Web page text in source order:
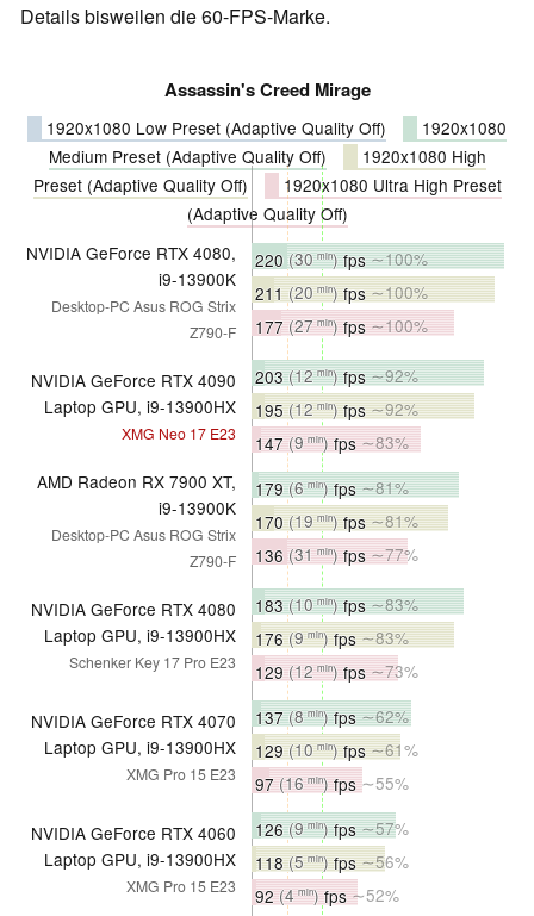
Details bisweilen die 60-FPS-Marke.
Assassin's Creed Mirage
1920x1080 Low Preset (Adaptive Quality Off)
1920x1080
Medium Preset (Adaptive Quality Off)
1920x1080 High
Preset (Adaptive Quality Off)
1920x1080 Ultra High Preset
(Adaptive Quality Off)
NVIDIA GeForce RTX 4080,
i9-13900K
Desktop-PC Asus ROG Strix
Z790-F
220(30 min)fps∼100%
211(20 min)fps∼100%
177 (27 min) fps ∼100%
NVIDIA GeForce RTX 4090
Laptop GPU, i9-13900HX
XMG Neo 17 E23
203(12 min)fps∼92%
195(12 min)fps∼92%
147 (9 min) fps ∼83%
AMD Radeon RX 7900 XT,
i9-13900K
Desktop-PC Asus ROG Strix
Z790-F
179(6 min)fps∼81%
170(19 min)fps∼81%
136 (31 min) fps ∼77%
NVIDIA GeForce RTX 4080
Laptop GPU, i9-13900HX
Schenker Key 17 Pro E23
183(10 min)fps∼83%
176(9 min)fps∼83%
129 (12 min) fps ∼73%
NVIDIA GeForce RTX 4070
Laptop GPU, i9-13900HX
XMG Pro 15 E23
137(8 min)fps∼62%
129(10 min)fps∼61%
97 (16 min) fps ∼55%
NVIDIA GeForce RTX 4060
Laptop GPU, i9-13900HX
XMG Pro 15 E23
126(9 min)fps∼57%
118(5 min)fps∼56%
92 (4 min) fps ∼52%